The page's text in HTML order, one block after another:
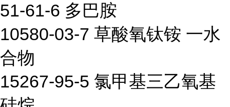
51-61-6 多巴胺
10580-03-7 草酸氧钛铵 一水
合物
15267-95-5 氯甲基三乙氧基